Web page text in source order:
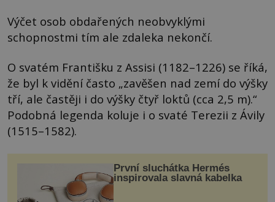
Výčet osob obdařených neobvyklými
schopnostmi tím ale zdaleka nekončí.
O svatém Františku z Assisi (1182–1226) se říká,
že byl k vidění často „zavěšen nad zemí do výšky
tří, ale častěji i do výšky čtyř loktů (cca 2,5 m).“
Podobná legenda koluje i o svaté Terezii z Ávily
(1515–1582).
První sluchátka Hermés
inspirovala slavná kabelka